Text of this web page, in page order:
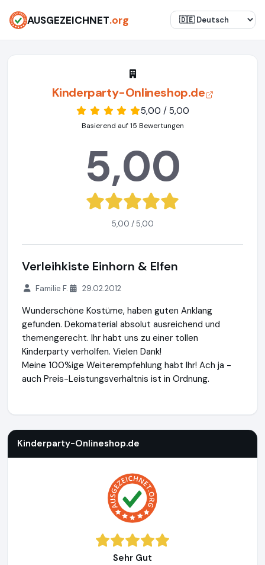
AUSGEZEICHNET.org
Kinderparty-Onlineshop.de
5,00 / 5,00
Basierend auf 15 Bewertungen
5,00
5,00 / 5,00
Verleihkiste Einhorn & Elfen
Familie F. 29.02.2012
Wunderschöne Kostüme, haben guten Anklang
gefunden. Dekomaterial absolut ausreichend und
themengerecht. Ihr habt uns zu einer tollen
Kinderparty verholfen. Vielen Dank!
Meine 100%ige Weiterempfehlung habt Ihr! Ach ja -
auch Preis-Leistungsverhältnis ist in Ordnung.
Kinderparty-Onlineshop.de
Sehr Gut